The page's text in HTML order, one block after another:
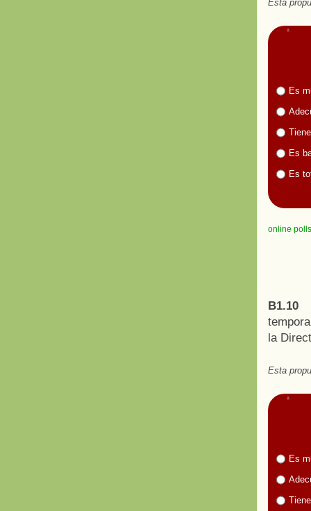
Esta
Es
Es
Es
online polls
B1.10
la
Esta
Es